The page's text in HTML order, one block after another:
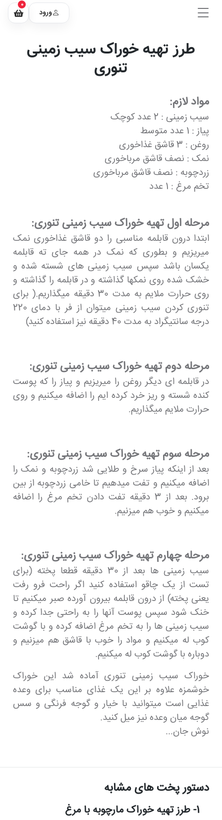
ورود
0
طرز تهیه خوراک سیب زمینی
تنوری
مواد لازم:
سیب زمینی : 2 عدد کوچک
پیاز : 1 عدد متوسط
روغن : 3 قاشق غذاخوری
نمک : نصف قاشق مرباخوری
زردچوبه : نصف قاشق مرباخوری
تخم مرغ : 1 عدد
مرحله اول تهیه خوراک سیب زمینی تنوری:
ابتدا درون قابلمه مناسبی را دو قاشق غذاخوری نمک
میریزیم و بطوری که نمک در همه جای ته قابلمه
یکسان باشد سپس سیب زمینی های شسته شده و
خشک شده روی نمکها گذاشته و در قابلمه را گذاشته و
روی حرارت ملایم به مدت 30 دقیقه میگذاریم.( برای
تنوری کردن سیب زمینی میتوان از فر با دمای 220
درجه سانتیگراد به مدت 40 دقیقه نیز استفاده کنید)
مرحله دوم تهیه خوراک سیب زمینی تنوری:
در قابلمه ای دیگر روغن را میریزیم و پیاز را که پوست
کنده شسته و ریز خرد کرده ایم را اضافه میکنیم و روی
حرارت ملایم میگذاریم.
مرحله سوم تهیه خوراک سیب زمینی تنوری:
بعد از اینکه پیاز سرخ و طلایی شد زردچوبه و نمک را
اضافه میکنیم و تفت میدهیم تا خامی زردچوبه از بین
برود. بعد از 3 دقیقه تفت دادن تخم مرغ را اضافه
میکنیم و خوب هم میزنیم.
مرحله چهارم تهیه خوراک سیب زمینی تنوری:
سیب زمینی ها بعد از 30 دقیقه قطعا پخته (برای
تست از یک چاقو استفاده کنید اگر راحت فرو رفت
یعنی پخته) از درون قابلمه بیرون آورده صبر میکنیم تا
خنک شود سپس پوست آنها را به راحتی جدا کرده و
سیب زمینی ها را به تخم مرغ اضافه کرده و با گوشت
کوب له میکنیم و مواد را خوب با قاشق هم میزنیم و
دوباره با گوشت کوب له میکنیم.
خوراک سیب زمینی تنوری آماده شد این خوراک
خوشمزه علاوه بر این یک غذای مناسب برای وعده
غذایی است میتوانید با خیار و گوجه فرنگی و سس
گوجه میان وعده نیز میل کنید.
نوش جان...
دستور پخت های مشابه
1- طرز تهیه خوراک مارچوبه با مرغ